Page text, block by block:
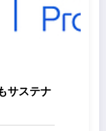
サステナ